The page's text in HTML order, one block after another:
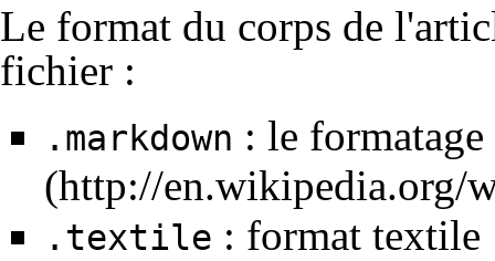
Le format du corps de
fichier :
.markdown : le
.textile : format textile